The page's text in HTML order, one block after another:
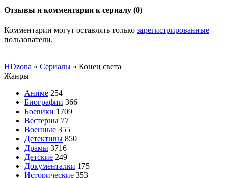
Отзывы и комментарии к сериалу (0)
Комментарии могут оставлять только зарегистрированные
пользователи.
HDzona » Сериалы » Конец света
Жанры
Аниме 254
Биографии 366
Боевики 1709
Вестерны 77
Военные 355
Детективы 850
Драмы 3716
Детские 249
Документалки 175
Исторические 353